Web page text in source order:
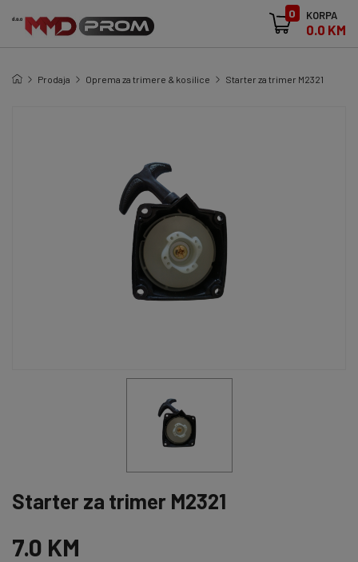
0 KORPA
0.0 KM
Prodaja Oprema za trimere & kosilice Starter za trimer M2321
Starter za trimer M2321
7.0 KM